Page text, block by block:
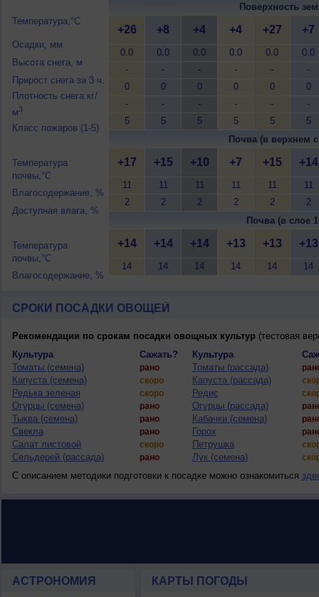
Температура,°C
Осадки, мм
Высота снега, м
Прирост снега за 3 ч.
Плотность снега кг/
м3
Класс пожаров (1-5)
Температура
почвы,°C
Влагосодержание, %
Доступная влага, %
Температура
почвы,°C
Влагосодержание, %
Поверхность
+26
0.0
-
0
-
5
+8
0.0
-
0
-
5
+4
0.0
-
0
-
5
+4
0.0
-
0
-
5
+27
0.0
-
0
-
5
+7
0.0
-
0
-
5
Почва (в верхнем
+17
11
2
+15
11
2
+10
11
2
+7
11
2
+15
11
2
+14
11
2
Почва (в слое
+14
14
+14
14
+14
14
+13
14
+13
14
+13
14
СРОКИ ПОСАДКИ ОВОЩЕЙ
Рекомендации по срокам посадки овощных культур(тестовая
Культура
Сажать? Культура
Томаты (семена)
рано Томаты (рассада)
Капуста (семена) скоро Капуста (рассада)
Редька зеленая скоро Редис
Огурцы (семена) рано Огурцы (рассада)
Тыква (семена) рано Кабачки (семена)
Свекла рано Горох
Салат листовой скоро Петрушка
Сельдерей (рассада) рано Лук (семена)
С описанием методики подготовки к посадке можно ознакомиться
АСТРОНОМИЯ КАРТЫ ПОГОДЫ